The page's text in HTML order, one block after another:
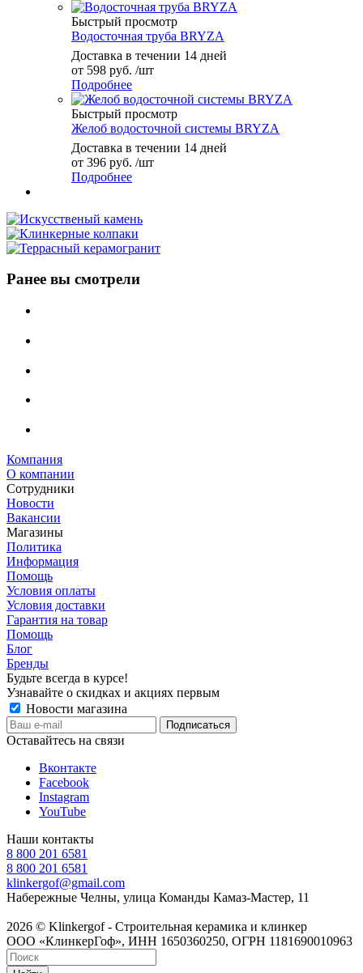
Быстрый просмотр
Водосточная труба BRYZA
Доставка в течении 14 дней
от 598 руб. /шт
Подробнее
Быстрый просмотр
Желоб водосточной системы BRYZA
Доставка в течении 14 дней
от 396 руб. /шт
Подробнее
Ранее вы смотрели
Компания
О компании
Сотрудники
Новости
Вакансии
Магазины
Политика
Информация
Помощь
Условия оплаты
Условия доставки
Гарантия на товар
Помощь
Блог
Бренды
Будьте всегда в курсе!
Узнавайте о скидках и акциях первым
Новости магазина
Оставайтесь на связи
Вконтакте
Facebook
Instagram
YouTube
Наши контакты
8 800 201 6581
8 800 201 6581
klinkergof@gmail.com
Набережные Челны, улица Команды Камаз-Мастер, 11
2026 © Klinkergof - Строительная керамика и клинкер
ООО «КлинкерГоф», ИНН 1650360250, ОГРН 1181690010963